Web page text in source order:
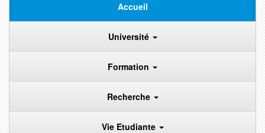
Accueil
Université
Formation
Recherche
Vie Etudiante